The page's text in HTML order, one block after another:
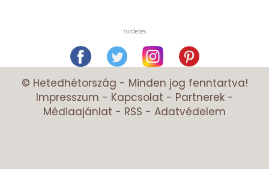
hirdetés
© Hetedhétország - Minden jog fenntartva!
Impresszum - Kapcsolat - Partnerek-
Médiaajánlat - RSS - Adatvédelem